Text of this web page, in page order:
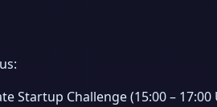
Startup Challenge (15:00 – 17:00